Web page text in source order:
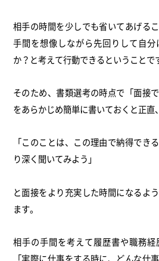
相手の時間を少しでも省いてあげる
手間を想像しながら先回りして自
か？と考えて行動できるということで
そのため、書類選考の時点で「面接
をあらかじめ簡単に書いておくと正直
「このことは、この理由で納得でき
り深く聞いてみよう」
と面接をより充実した時間になるよ
ます。
相手の手間を考えて履歴書や職務